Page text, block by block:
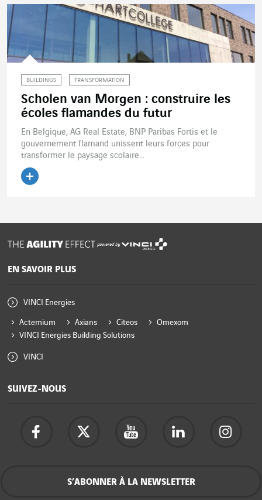
BUILDINGS TRANSFORMATION
Scholen van Morgen : construire les
écoles flamandes du futur
En Belgique, AG Real Estate, BNP Paribas Fortis et le
gouvernement flamand unissent leurs forces pour
transformer le paysage scolaire...
powered by
EN SAVOIR PLUS
VINCI Energies
Actemium Axians Citeos
Omexom
VINCI Energies Building Solutions
VINCI
SUIVEZ-NOUS
S’ABONNER À LA NEWSLETTER